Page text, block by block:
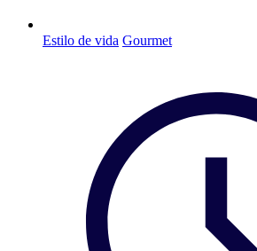
Estilo de vida Gourmet